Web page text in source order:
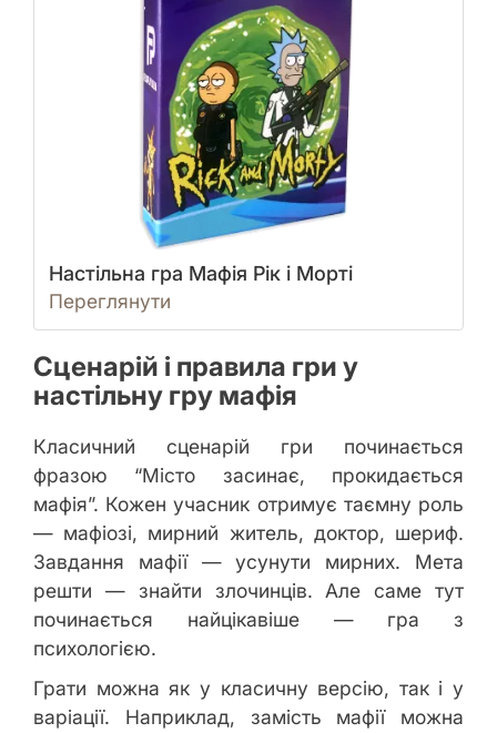
Настільна гра Мафія Рік і Морті
Переглянути
Сценарій і правила гри у
настільну гру мафія
Класичний сценарій гри починається
фразою “Місто засинає, прокидається
мафія”. Кожен учасник отримує таємну роль
— мафіозі, мирний житель, доктор, шериф.
Завдання мафії — усунути мирних. Мета
решти — знайти злочинців. Але саме тут
починається найцікавіше — гра з
психологією.
Грати можна як у класичну версію, так і у
варіації. Наприклад, замість мафії можна